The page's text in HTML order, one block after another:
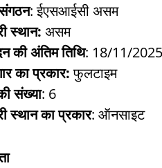
संगठन: ईएसआईसी असम
स्थान: असम
की अंतिम तिथि: 18/11/2025
का प्रकार:फुलटाइम
संख्या: 6
स्थान का प्रकार: ऑनसाइट